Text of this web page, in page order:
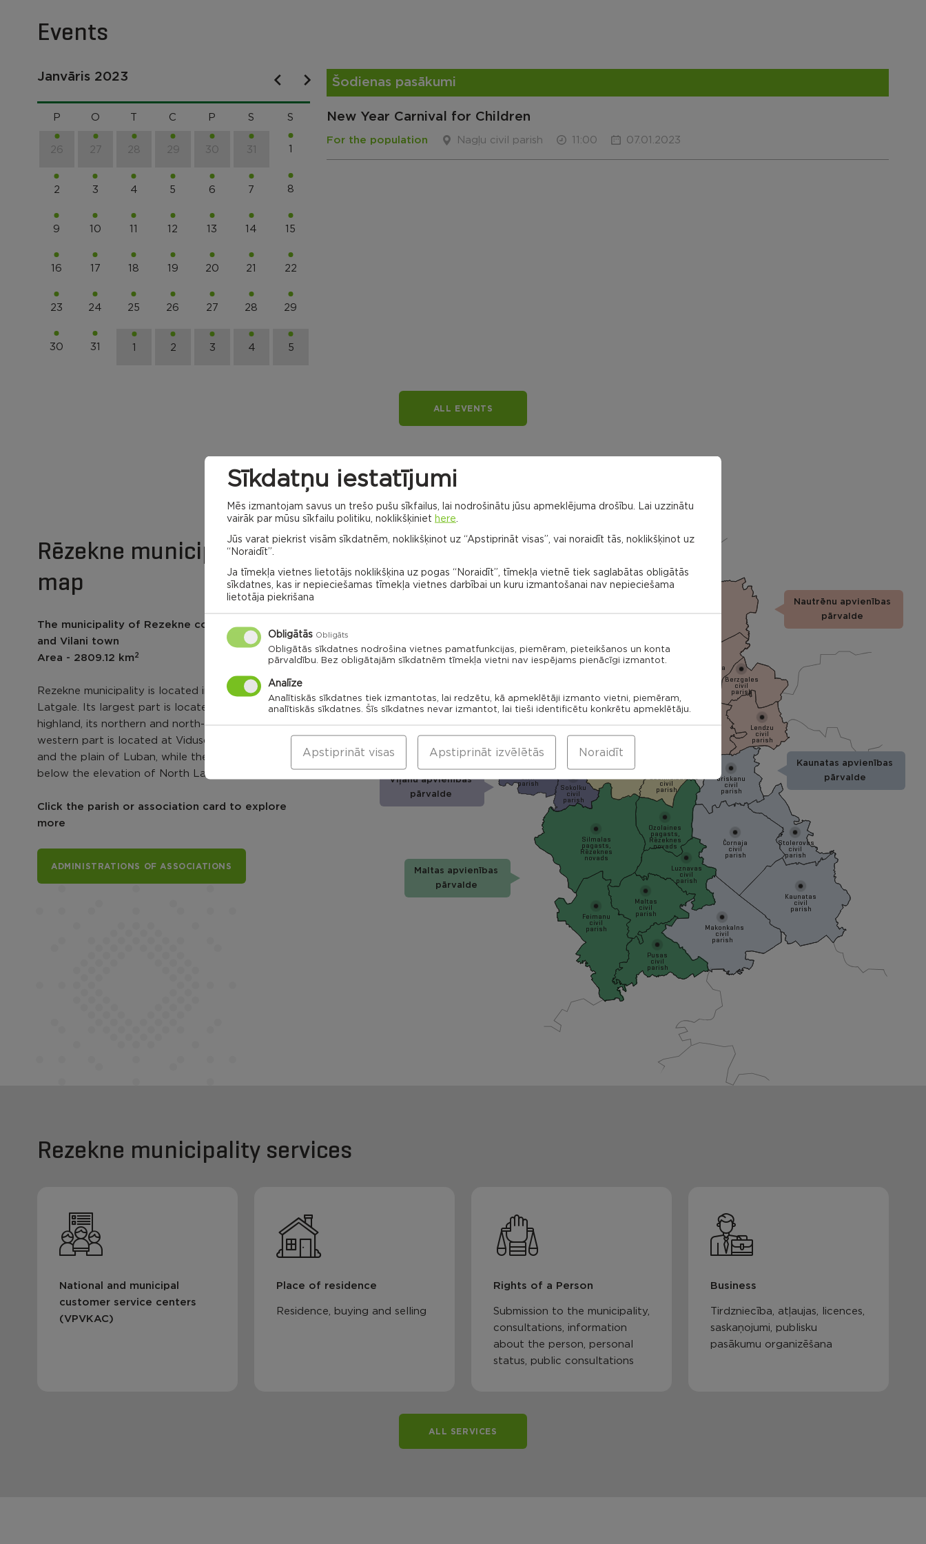
Events
Janvāris 2023
P O C P S S
26 27 28 29 30 31 1
2 3 4 5 6 7 8
9 10 11 12 13 14 15
16 17 18 19 20 21 22
23 24 25 26 27 28 29
30 31 1 2 3 4 5
Šodienas pasākumi
New Year Carnival for Children
For the population Nagļu civil parish 11:00 07.01.2023
ALL EVENTS
Rēzekne municipality
map
The municipality of Rezekne contains 28 parish
and Vilani town
Area - 2809.12 km2
Rezekne municipality is located in the middle of
Latgale. Its largest part is located at Latgale
highland, its northern and north-west slopes. The
western part is located at Vidusdaugava lowland
and the plain of Luban, while the north is slightly
below the elevation of North Latgale.
Click the parish or association card to explore
more
ADMINISTRATIONS OF ASSOCIATIONS
Dricānu apvienības
pārvalde
Nautrēnu apvienības
pārvalde
Maltas apvienības
pārvalde
Kaunatas apvienības
pārvalde
Viļānu apvienības
pārvalde
pagasts,
Rēzeknes
novads
civil
parish
Sakstagala
parish
Ozolmuizas
civil
parish
pagasts,
parish
civil
Ilzeskalna
civil Lendzu
civil
parish
Berzgales
civil
parish
Silmalas
pagasts,
Rēzeknes
novads
Feimanu
civil
parish
Pusas
civil
parish
Maltas
civil
parish
Luznavas
civil
parish
Ozolaines
pagasts,
Rēzeknes
novads
Griskanu
civil
parish
Čornaja
civil
parish
Makonkalns
civil
parish
Kaunatas
civil
parish
Stolerovas
civil
parish
Sokolku
civil
parish
Vilanu
civil
parish
Deksares
civil
parish
Vilani
Rezekne municipality services
National and municipal
customer service centers
(VPVKAC)
Place of residence
Residence, buying and selling
Rights of a Person
Submission to the municipality,
consultations, information
about the person, personal
status, public consultations
Business
Tirdzniecība, atļaujas, licences,
saskaņojumi, publisku
pasākumu organizēšana
ALL SERVICES
Sīkdatņu iestatījumi
Mēs izmantojam savus un trešo pušu sīkfailus, lai nodrošinātu jūsu apmeklējuma drošību. Lai uzzinātu
vairāk par mūsu sīkfailu politiku, noklikšķiniet here
Jūs varat piekrist visām sīkdatnēm, noklikšķinot uz “Apstiprināt visas”, vai noraidīt tās, noklikšķinot uz
“Noraidīt”.
Ja tīmekļa vietnes lietotājs noklikšķina uz pogas “Noraidīt”, tīmekļa vietnē tiek saglabātas obligātās
sīkdatnes, kas ir nepieciešamas tīmekļa vietnes darbībai un kuru izmantošanai nav nepieciešama
lietotāja piekrišana
Obligātās Obligāts
Obligātās sīkdatnes nodrošina vietnes pamatfunkcijas, piemēram, pieteikšanos un konta
pārvaldību. Bez obligātajām sīkdatnēm tīmekļa vietni nav iespējams pienācīgi izmantot.
Analīze
Analītiskās sīkdatnes tiek izmantotas, lai redzētu, kā apmeklētāji izmanto vietni, piemēram,
analītiskās sīkdatnes. Šīs sīkdatnes nevar izmantot, lai tieši identificētu konkrētu apmeklētāju.
Noraidīt
Apstiprināt izvēlētās
Apstiprināt visas